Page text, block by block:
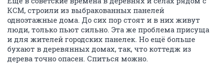
КСМ, строили из выбракованных панелей
одноэтажные дома. До сих пор стоят и в них живут
люди, только пьют сильно. Эта же проблема присуща
и для жителей городских панелек. Но ещё больше
бухают в деревянных домах, так, что коттедж из
дерева точно опасен. Спиться можно.